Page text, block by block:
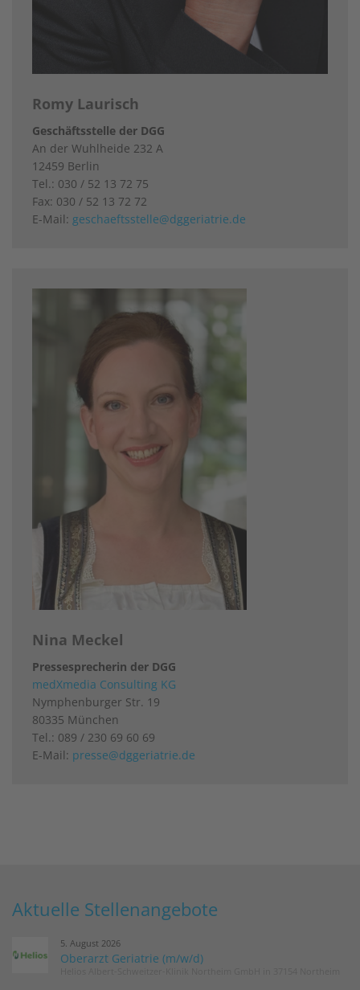
Romy Laurisch
Geschäftsstelle der DGG
An der Wuhlheide 232 A
12459 Berlin
Tel.: 030 / 52 13 72 75
Fax: 030 / 52 13 72 72
E-Mail: geschaeftsstelle@dggeriatrie.de
Nina Meckel
Pressesprecherin der DGG
medXmedia Consulting KG
Nymphenburger Str. 19
80335 München
Tel.: 089 / 230 69 60 69
E-Mail: presse@dggeriatrie.de
Aktuelle Stellenangebote
5. August 2026
Oberarzt Geriatrie (m/w/d)